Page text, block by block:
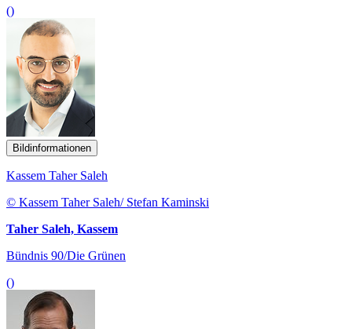
()
Bildinformationen
Kassem Taher Saleh
© Kassem Taher Saleh/ Stefan Kaminski
Taher Saleh, Kassem
Bündnis 90/Die Grünen
()